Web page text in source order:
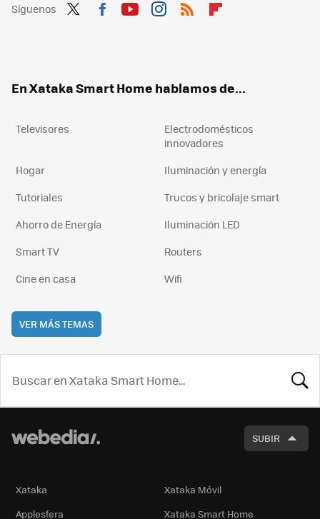
Síguenos
En Xataka Smart Home hablamos de...
Televisores
Electrodomésticos
innovadores
Hogar
Iluminación y energía
Tutoriales
Trucos y bricolaje smart
Ahorro de Energía
Iluminación LED
Smart TV
Routers
Cine en casa
Wifi
VER MÁS TEMAS
SUBIR
Xataka
Xataka Móvil
Applesfera
Xataka Smart Home